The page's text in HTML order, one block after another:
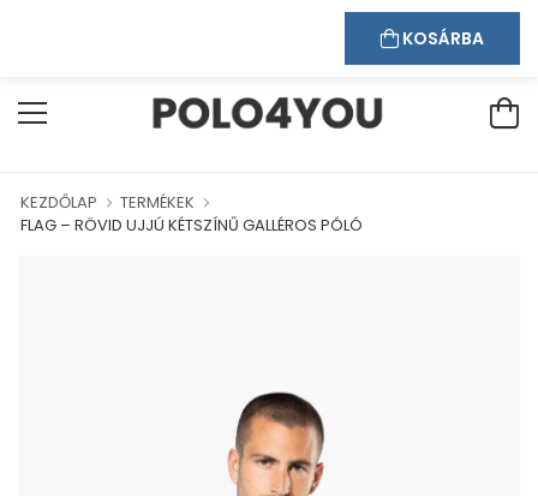
Bejelentkezés Regisztráció
KEZDŐLAP
TERMÉKEK
FLAG – RÖVID UJJÚ KÉTSZÍNŰ GALLÉROS PÓLÓ
KOSÁRBA